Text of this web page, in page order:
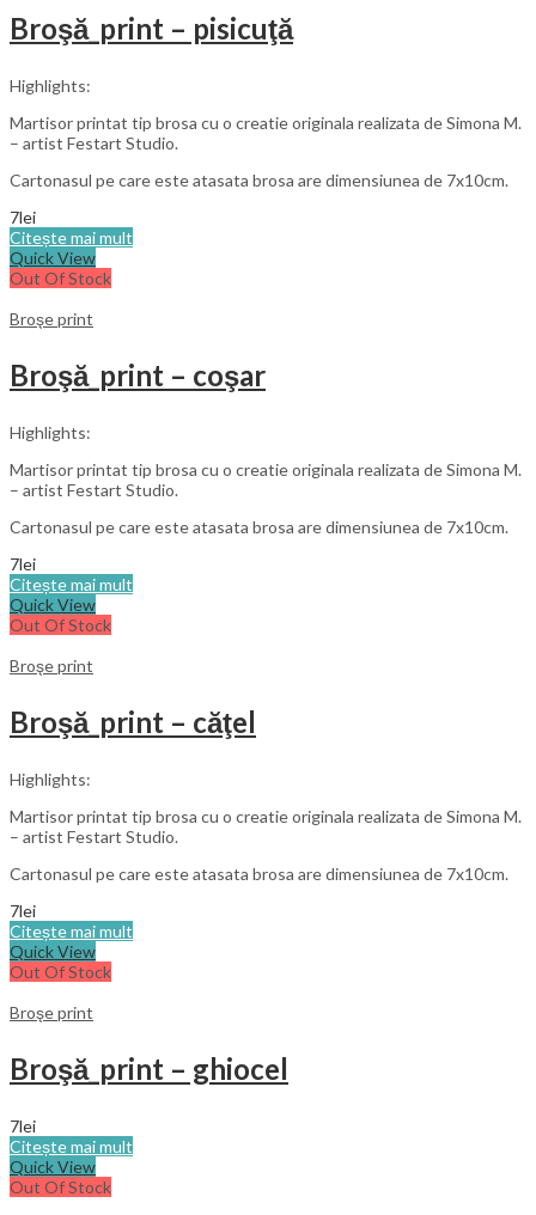
Broşă_print – pisicuţă
Highlights:
Martisor printat tip brosa cu o creatie originala realizata de Simona M.
– artist Festart Studio.
Cartonasul pe care este atasata brosa are dimensiunea de 7x10cm.
7lei
Citește mai mult
Quick View
Out Of Stock
Broşe print
Broşă_print – coşar
Highlights:
Martisor printat tip brosa cu o creatie originala realizata de Simona M.
– artist Festart Studio.
Cartonasul pe care este atasata brosa are dimensiunea de 7x10cm.
7lei
Citește mai mult
Quick View
Out Of Stock
Broşe print
Broşă_print – căţel
Highlights:
Martisor printat tip brosa cu o creatie originala realizata de Simona M.
– artist Festart Studio.
Cartonasul pe care este atasata brosa are dimensiunea de 7x10cm.
7lei
Citește mai mult
Quick View
Out Of Stock
Broşe print
Broşă_print – ghiocel
7lei
Citește mai mult
Quick View
Out Of Stock